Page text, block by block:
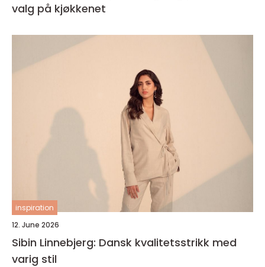
valg på kjøkkenet
inspiration
12. June 2026
Sibin Linnebjerg: Dansk kvalitetsstrikk med
varig stil